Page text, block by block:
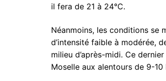
il fera de 21 à 24°C.
Néanmoins, les conditions se
d’intensité faible à modérée,
milieu d’après-midi. Ce
Moselle aux alentours de 9-10